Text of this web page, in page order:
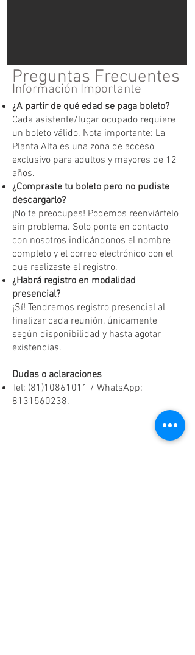
Preguntas Frecuentes
Información Importante
¿A partir de qué edad se paga boleto?
Cada asistente/lugar ocupado requiere
un boleto válido. Nota importante: La
Planta Alta es una zona de acceso
exclusivo para adultos y mayores de 12
años.
¿Compraste tu boleto pero no pudiste
descargarlo?
¡No te preocupes! Podemos reenviártelo
sin problema. Solo ponte en contacto
con nosotros indicándonos el nombre
completo y el correo electrónico con el
que realizaste el registro.
¿Habrá registro en modalidad
presencial?
¡Sí! Tendremos registro presencial al
finalizar cada reunión, únicamente
según disponibilidad y hasta agotar
existencias.
Dudas o aclaraciones
Tel: (81)10861011 / WhatsApp:
8131560238.